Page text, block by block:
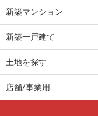
新築マンション
新築一戸建て
土地を探す
店舗/事業用